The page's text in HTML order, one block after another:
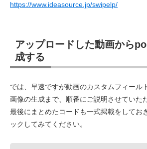
https://www.ideasource.jp/swipelp/
アップロードした動画から
成する
では、早速ですが動画のカスタムフィール
画像の生成まで、順番にご説明させていた
最後にまとめたコードも一式掲載をしてお
ックしてみてください。